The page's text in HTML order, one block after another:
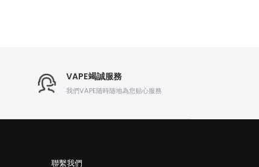
VAPE竭誠服務
我們VAPE随時随地為您贴心服務
聯繫我們